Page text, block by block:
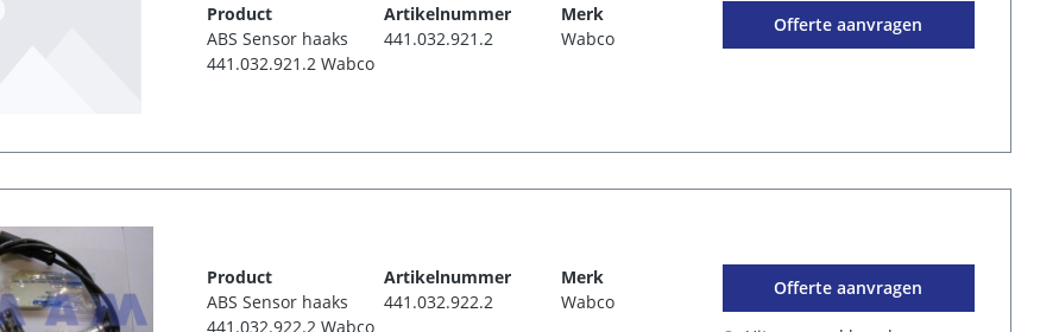
Product
ABS Sensor haaks
441.032.921.2 Wabco
Artikelnummer
441.032.921.2
Merk
Wabco
Offerte aanvragen
Product
ABS Sensor haaks
441.032.922.2 Wabco
Artikelnummer
441.032.922.2
Merk
Wabco
Offerte aanvragen